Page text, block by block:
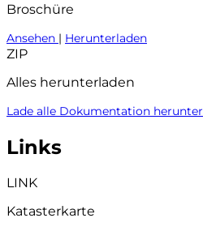
Broschüre
Ansehen | Herunterladen
ZIP
Alles herunterladen
Lade alle Dokumentation herunter
Links
LINK
Katasterkarte